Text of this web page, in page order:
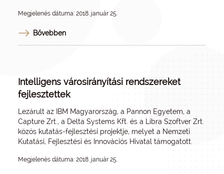
Megjelenés dátuma: 2018. január 25.
Bővebben
Intelligens városirányítási rendszereket
fejlesztettek
Lezárult az IBM Magyarország, a Pannon Egyetem, a
Capture Zrt., a Delta Systems Kft. és a Libra Szoftver Zrt.
közös kutatás-fejlesztési projektje, melyet a Nemzeti
Kutatási, Fejlesztési és Innovációs Hivatal támogatott.
Megjelenés dátuma: 2018. január 25.